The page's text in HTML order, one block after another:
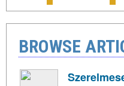
BROWSE